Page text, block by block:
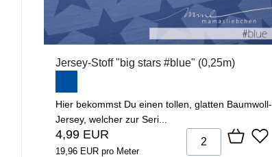
Jersey-Stoff "big stars #blue" (0,25m)
Hier bekommst Du einen tollen, glatten Baumwoll-
Jersey, welcher zur Seri...
4,99 EUR
19,96 EUR pro Meter